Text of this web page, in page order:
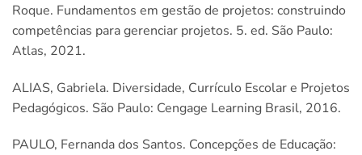
Roque. Fundamentos em gestão de projetos: construindo
competências para gerenciar projetos. 5. ed. São Paulo:
Atlas, 2021.
ALIAS, Gabriela. Diversidade, Currículo Escolar e Projetos
Pedagógicos. São Paulo: Cengage Learning Brasil, 2016.
PAULO, Fernanda dos Santos. Concepções de Educação: